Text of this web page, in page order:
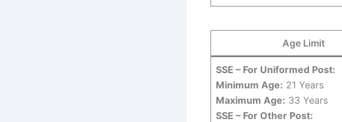
Age Limit
SSE – For Uniformed Post:
Minimum Age: 21 Years
Maximum Age: 33 Years
SSE – For Other Post: